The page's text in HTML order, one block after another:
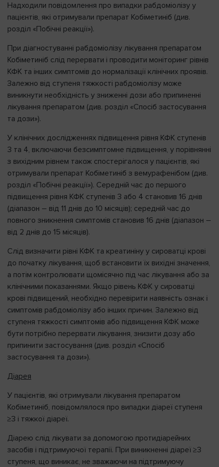
Надходили повідомлення про випадки рабдоміолізу у
пацієнтів, які отримували препарат Кобіметиніб (див.
розділ «Побічні реакції»).
При діагностуванні рабдоміолізу лікування препаратом
Кобіметиніб слід перервати і проводити моніторинг рівнів
КФК та інших симптомів до нормалізації клінічних проявів.
Залежно від ступеня тяжкості рабдоміолізу може
виникнути необхідність у зниженні дози або припиненні
лікування препаратом (див. розділ «Спосіб застосування
та дози»).
У клінічних дослідженнях підвищення рівня КФК ступенів
3 та 4, включаючи безсимптомне підвищення, у порівнянні
з вихідним рівнем також спостерігалося у пацієнтів, які
отримували препарат Кобіметиніб з вемурафенібом (див.
розділ «Побічні реакції»). Середній час до першого
підвищення рівня КФК ступенів 3 або 4 становив 16 днів
(діапазон – від 11 днів до 10 місяців); середній час до
повного зникнення симптомів становив 16 днів (діапазон –
від 2 днів до 15 місяців).
Слід визначити рівні КФК та креатиніну у сироватці крові
до початку лікування, щоб встановити їх вихідні значення,
а потім контролювати щомісячно під час лікування або за
клінічними показаннями. Якщо рівень КФК у сироватці
крові підвищений, необхідно перевірити наявність ознак і
симптомів рабдоміолізу або інших причин. Залежно від
ступеня тяжкості симптомів або підвищення КФК може
бути потрібно перервати лікування, знизити дозу або
припинити застосування (див. розділ «Спосіб
застосування та дози»).
Діарея
У пацієнтів, які отримували лікування препаратом
Кобіметиніб, повідомлялося про випадки діареї ступеня
≥3 і тяжкої діареї.
Діарею слід лікувати за допомогою протидіарейних
засобів і підтримуючої терапії. При виникненні діареї ≥3
ступеня, що виникає, не зважаючи на підтримуючу